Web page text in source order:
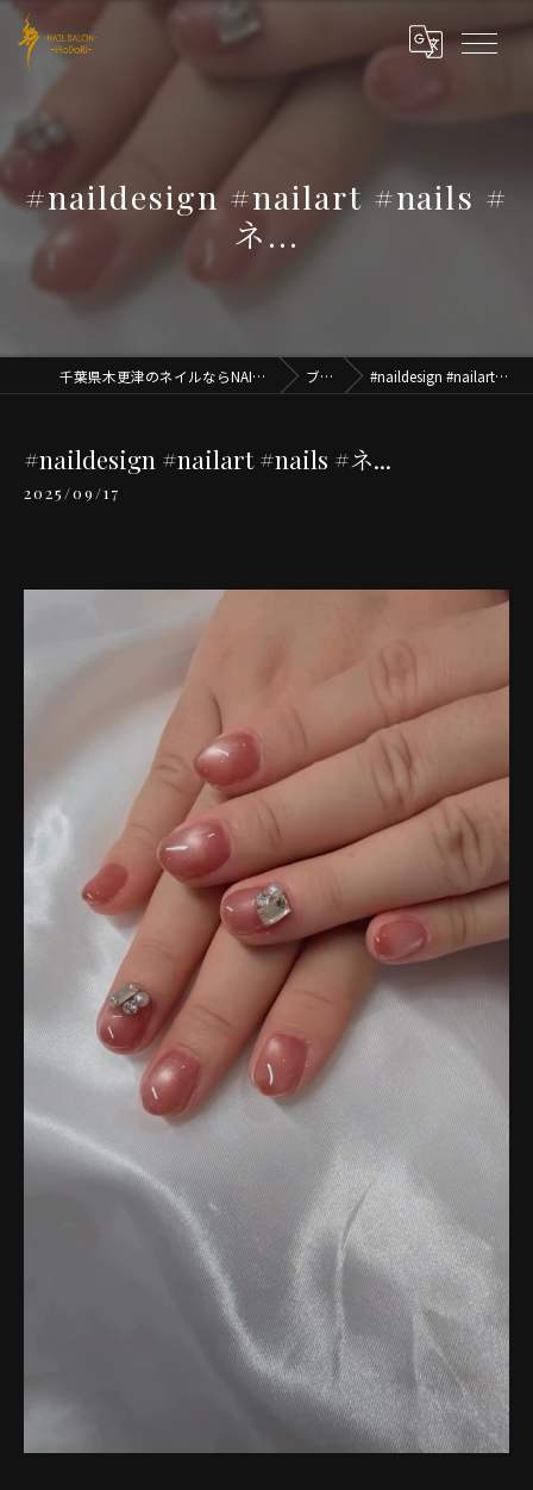
#naildesign #nailart #nails #
ネ...
千葉県木更津のネイルならNAIL SALON iRoDoRi ブログ #naildesign #nailart #nails #ネ...
#naildesign #nailart #nails #ネ...
2025/09/17